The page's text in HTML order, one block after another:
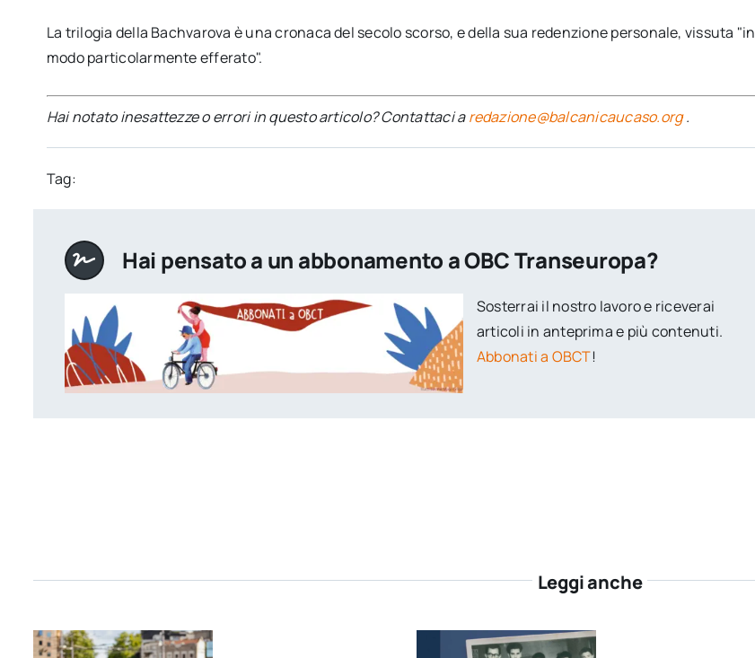
La trilogia della Bachvarova è una cronaca del secolo scorso, e della sua redenzione personale, vissuta "in
modo particolarmente efferato".
Hai notato inesattezze o errori in questo articolo? Contattaci aredazione@balcanicaucaso.org.
Tag:
Hai pensato a un abbonamento a OBC Transeuropa?
Sosterrai il nostro lavoro e riceverai
articoli in anteprima e più contenuti.
Abbonati a OBCT!
Leggi anche